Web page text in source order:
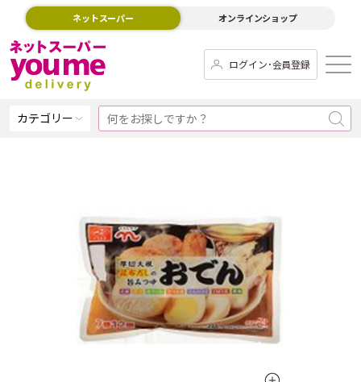
ネットスーパー オンラインショップ
ログイン･会員登録
カテゴリー